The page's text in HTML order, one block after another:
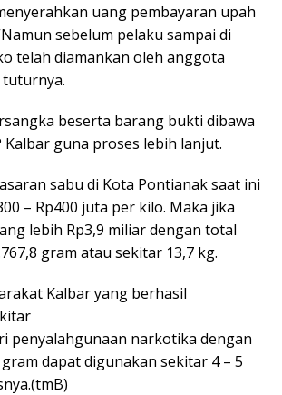
uang pembayaran upah
sebelum pelaku sampai di
telah diamankan oleh anggota
tuturnya.
beserta barang bukti dibawa
guna proses lebih lanjut.
sabu di Kota Pontianak saat ini
– Rp400 juta per kilo. Maka jika
lebih Rp3,9 miliar dengan total
gram atau sekitar 13,7 kg.
Kalbar yang berhasil
penyalahgunaan narkotika dengan
dapat digunakan sekitar 4 – 5